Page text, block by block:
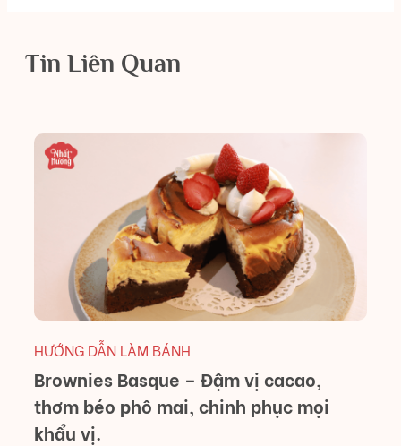
Tin Liên Quan
HƯỚNG DẪN LÀM BÁNH
Brownies Basque – Đậm vị cacao,
thơm béo phô mai, chinh phục mọi
khẩu vị.